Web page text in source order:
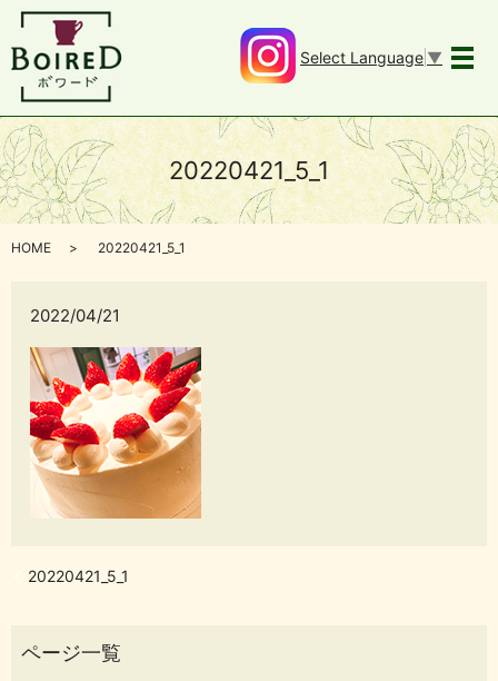
メ
Select Language ▼
20220421_5_1
HOME 20220421_5_1
2022/04/21
20220421_5_1